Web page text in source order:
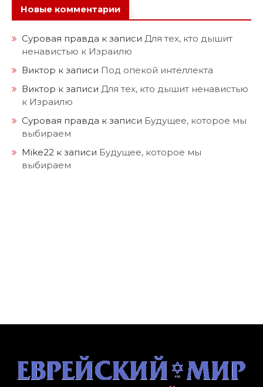
Новые комментарии
Суровая правда к записи Для тех, кто дышит
ненавистью к Израилю
Виктор к записи Под опекой интеллекта
Виктор к записи Для тех, кто дышит ненавистью
к Израилю
Суровая правда к записи Будущее, которое мы
выбираем
Mike22 к записи Будущее, которое мы
выбираем